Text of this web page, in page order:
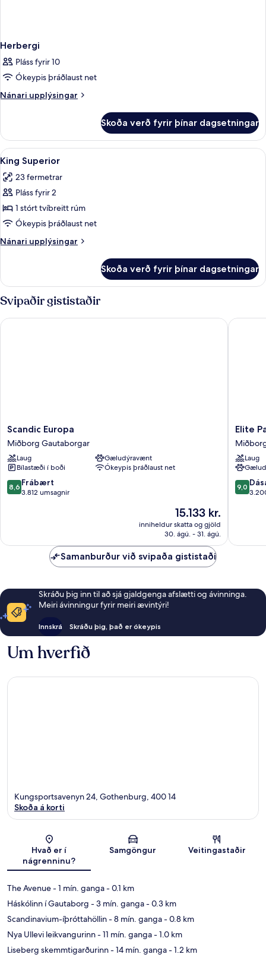
Herbergi
Pláss fyrir 10
Ókeypis þráðlaust net
Nánari upplýsingar
Nánari
Skoða verð fyrir þínar dagsetningar
Skoða
allar
myndir
fyrir
King
Superior
Skrifborð, straujárn/strauborð,
7
King Superior
23 fermetrar
Pláss fyrir 2
1 stórt tvíbreitt rúm
Ókeypis þráðlaust net
Nánari upplýsingar
Nánari
Superior
Skoða verð fyrir þínar dagsetningar
Svipaðir gististaðir
Scandic
Europa
Miðborg
Gautaborgar
Scandic Europa
Miðborg Gautaborgar
Laug
Gæludýravænt
Bílastæði í boði
Ókeypis þráðlaust net
8.6
af
8,6 Frábært
3.812 umsagnir
Verðið
er
15.133 kr.
15.133 kr.
inniheldur skatta og gjöld
30. ágú. - 31. ágú.
Scandic Europa
Elite
Park
Avenue
Hotel
Elite
Laug
9.0
af
9,0
Elite
Samanburður við svipaða gististaði
Skráðu þig inn til að sjá gjaldgenga afslætti og ávinninga.
Meiri ávinningur fyrir meiri ævintýri!
Innskrá Skráðu þig, það er ókeypis
Um hverfið
Kort
Kungsportsavenyn 24, Gothenburg, 400 14
Skoða á korti
Hvað er í
nágrenninu?
Samgöngur Veitingastaðir
The Avenue- 1 mín. ganga- 0.1 km
Háskólinn í Gautaborg - 3 mín. ganga- 0.3 km
Scandinavium-íþróttahöllin- 8 mín. ganga- 0.8 km
Nya Ullevi leikvangurinn- 11 mín. ganga- 1.0 km
Liseberg skemmtigarðurinn- 14 mín. ganga- 1.2 km